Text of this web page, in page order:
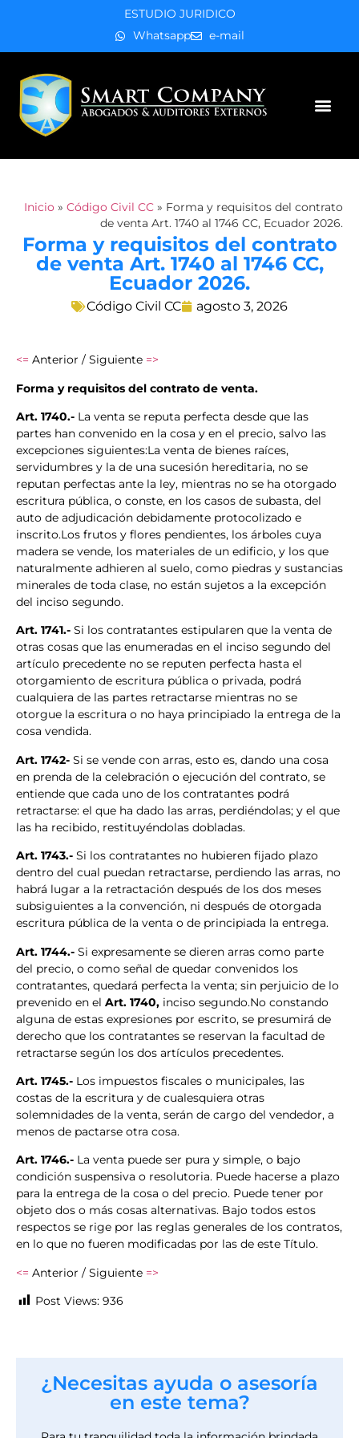
ESTUDIO JURIDICO
Whatsapp
e-mail
Inicio » Código Civil CC » Forma y requisitos del contrato
de venta Art. 1740 al 1746 CC, Ecuador 2026.
Forma y requisitos del contrato
de venta Art. 1740 al 1746 CC,
Ecuador 2026.
Código Civil CC agosto 3, 2026
<= Anterior / Siguiente =>
Forma y requisitos del contrato de venta.
Art. 1740.- La venta se reputa perfecta desde que las
partes han convenido en la cosa y en el precio, salvo las
excepciones siguientes:La venta de bienes raíces,
servidumbres y la de una sucesión hereditaria, no se
reputan perfectas ante la ley, mientras no se ha otorgado
escritura pública, o conste, en los casos de subasta, del
auto de adjudicación debidamente protocolizado e
inscrito.Los frutos y flores pendientes, los árboles cuya
madera se vende, los materiales de un edificio, y los que
naturalmente adhieren al suelo, como piedras y sustancias
minerales de toda clase, no están sujetos a la excepción
del inciso segundo.
Art. 1741.- Si los contratantes estipularen que la venta de
otras cosas que las enumeradas en el inciso segundo del
artículo precedente no se reputen perfecta hasta el
otorgamiento de escritura pública o privada, podrá
cualquiera de las partes retractarse mientras no se
otorgue la escritura o no haya principiado la entrega de la
cosa vendida.
Art. 1742- Si se vende con arras, esto es, dando una cosa
en prenda de la celebración o ejecución del contrato, se
entiende que cada uno de los contratantes podrá
retractarse: el que ha dado las arras, perdiéndolas; y el que
las ha recibido, restituyéndolas dobladas.
Art. 1743.- Si los contratantes no hubieren fijado plazo
dentro del cual puedan retractarse, perdiendo las arras, no
habrá lugar a la retractación después de los dos meses
subsiguientes a la convención, ni después de otorgada
escritura pública de la venta o de principiada la entrega.
Art. 1744.- Si expresamente se dieren arras como parte
del precio, o como señal de quedar convenidos los
contratantes, quedará perfecta la venta; sin perjuicio de lo
prevenido en el Art. 1740, inciso segundo.No constando
alguna de estas expresiones por escrito, se presumirá de
derecho que los contratantes se reservan la facultad de
retractarse según los dos artículos precedentes.
Art. 1745.- Los impuestos fiscales o municipales, las
costas de la escritura y de cualesquiera otras
solemnidades de la venta, serán de cargo del vendedor, a
menos de pactarse otra cosa.
Art. 1746.- La venta puede ser pura y simple, o bajo
condición suspensiva o resolutoria. Puede hacerse a plazo
para la entrega de la cosa o del precio. Puede tener por
objeto dos o más cosas alternativas. Bajo todos estos
respectos se rige por las reglas generales de los contratos,
en lo que no fueren modificadas por las de este Título.
<= Anterior / Siguiente =>
Post Views: 936
¿Necesitas ayuda o asesoría
en este tema?